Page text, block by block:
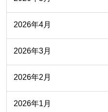
2026年4月
2026年3月
2026年2月
2026年1月